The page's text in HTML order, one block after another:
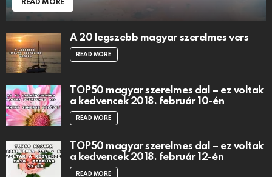
READ MORE
A 20 legszebb magyar szerelmes vers
READ MORE
TOP50 magyar szerelmes dal – ez voltak
a kedvencek 2018. február 10-én
READ MORE
TOP50 magyar szerelmes dal – ez voltak
a kedvencek 2018. február 12-én
READ MORE